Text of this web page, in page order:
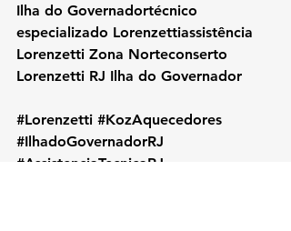
Ilha do Governadortécnico
especializado Lorenzettiassistência
Lorenzetti Zona Norteconserto
Lorenzetti RJ Ilha do Governador
#Lorenzetti #KozAquecedores
#IlhadoGovernadorRJ
#AssistenciaTecnicaRJ